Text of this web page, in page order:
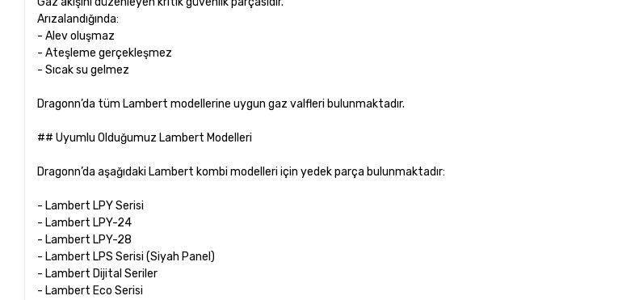
Arızalandığında:
- Alev oluşmaz
- Ateşleme gerçekleşmez
- Sıcak su gelmez
Dragonn’da tüm Lambert modellerine uygun gaz valfleri bulunmaktadır.
## Uyumlu Olduğumuz Lambert Modelleri
Dragonn’da aşağıdaki Lambert kombi modelleri için yedek parça bulunmaktadır:
- Lambert LPY Serisi
- Lambert LPY-24
- Lambert LPY-28
- Lambert LPS Serisi (Siyah Panel)
- Lambert Dijital Seriler
- Lambert Eco Serisi